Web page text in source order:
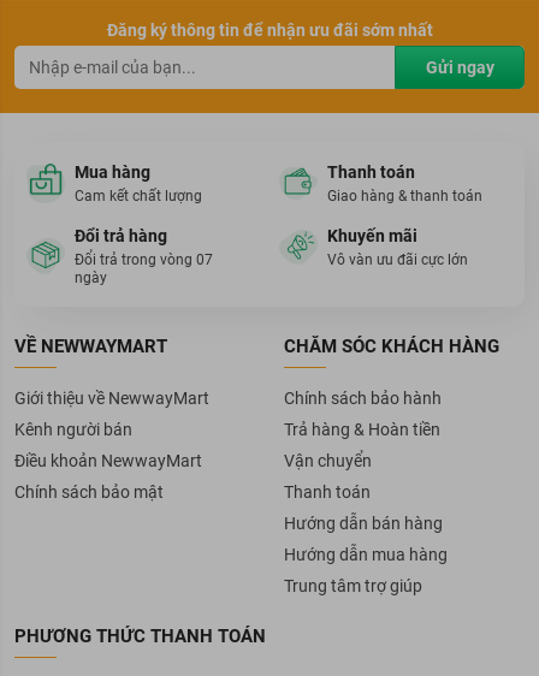
Đăng ký thông tin để nhận ưu đãi sớm nhất
Gửi ngay
Mua hàng
Cam kết chất lượng
Thanh toán
Giao hàng & thanh toán
Đổi trả hàng
Đổi trả trong vòng 07
ngày
Khuyến mãi
Vô vàn ưu đãi cực lớn
VỀ NEWWAYMART
Giới thiệu về NewwayMart
Kênh người bán
Điều khoản NewwayMart
Chính sách bảo mật
CHĂM SÓC KHÁCH HÀNG
Chính sách bảo hành
Trả hàng & Hoàn tiền
Vận chuyển
Thanh toán
Hướng dẫn bán hàng
Hướng dẫn mua hàng
Trung tâm trợ giúp
PHƯƠNG THỨC THANH TOÁN